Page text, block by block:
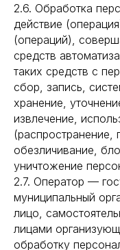
2.6. Обработка
действие
(операций),
средств
таких средств с
сбор, запись,
хранение,
извлечение,
(распространение,
обезличивание,
уничтожение
2.7. Оператор —
муниципальный
лицо,
лицами
обработку